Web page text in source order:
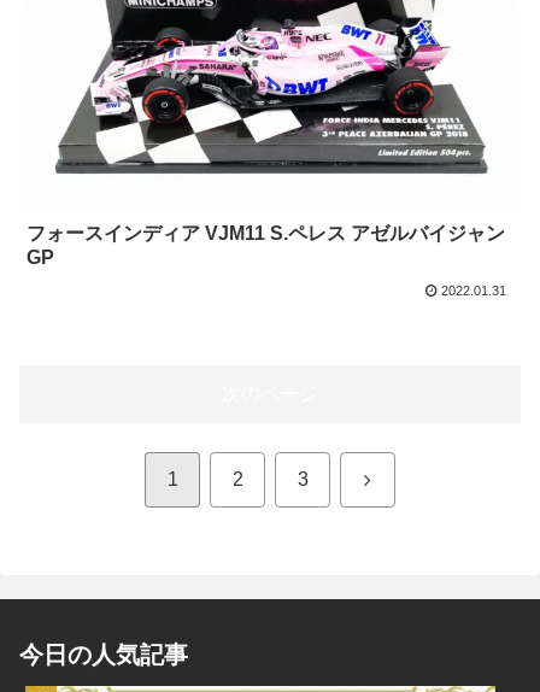
フォースインディア VJM11 S.ペレス アゼルバイジャン
GP
2022.01.31
1 2 3 次
今日の人気記事